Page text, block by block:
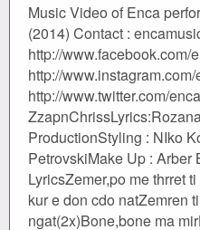
Music Video of Enca
(2014) Contact :
http://www.facebook.com/
http://
http://www.twitter.com/
ProductionStyling : NIko
PetrovskiMake Up : Arber
LyricsZemer,po me thrret
kur e don cdo natZemren
ngat(2x)Bone,bone ma